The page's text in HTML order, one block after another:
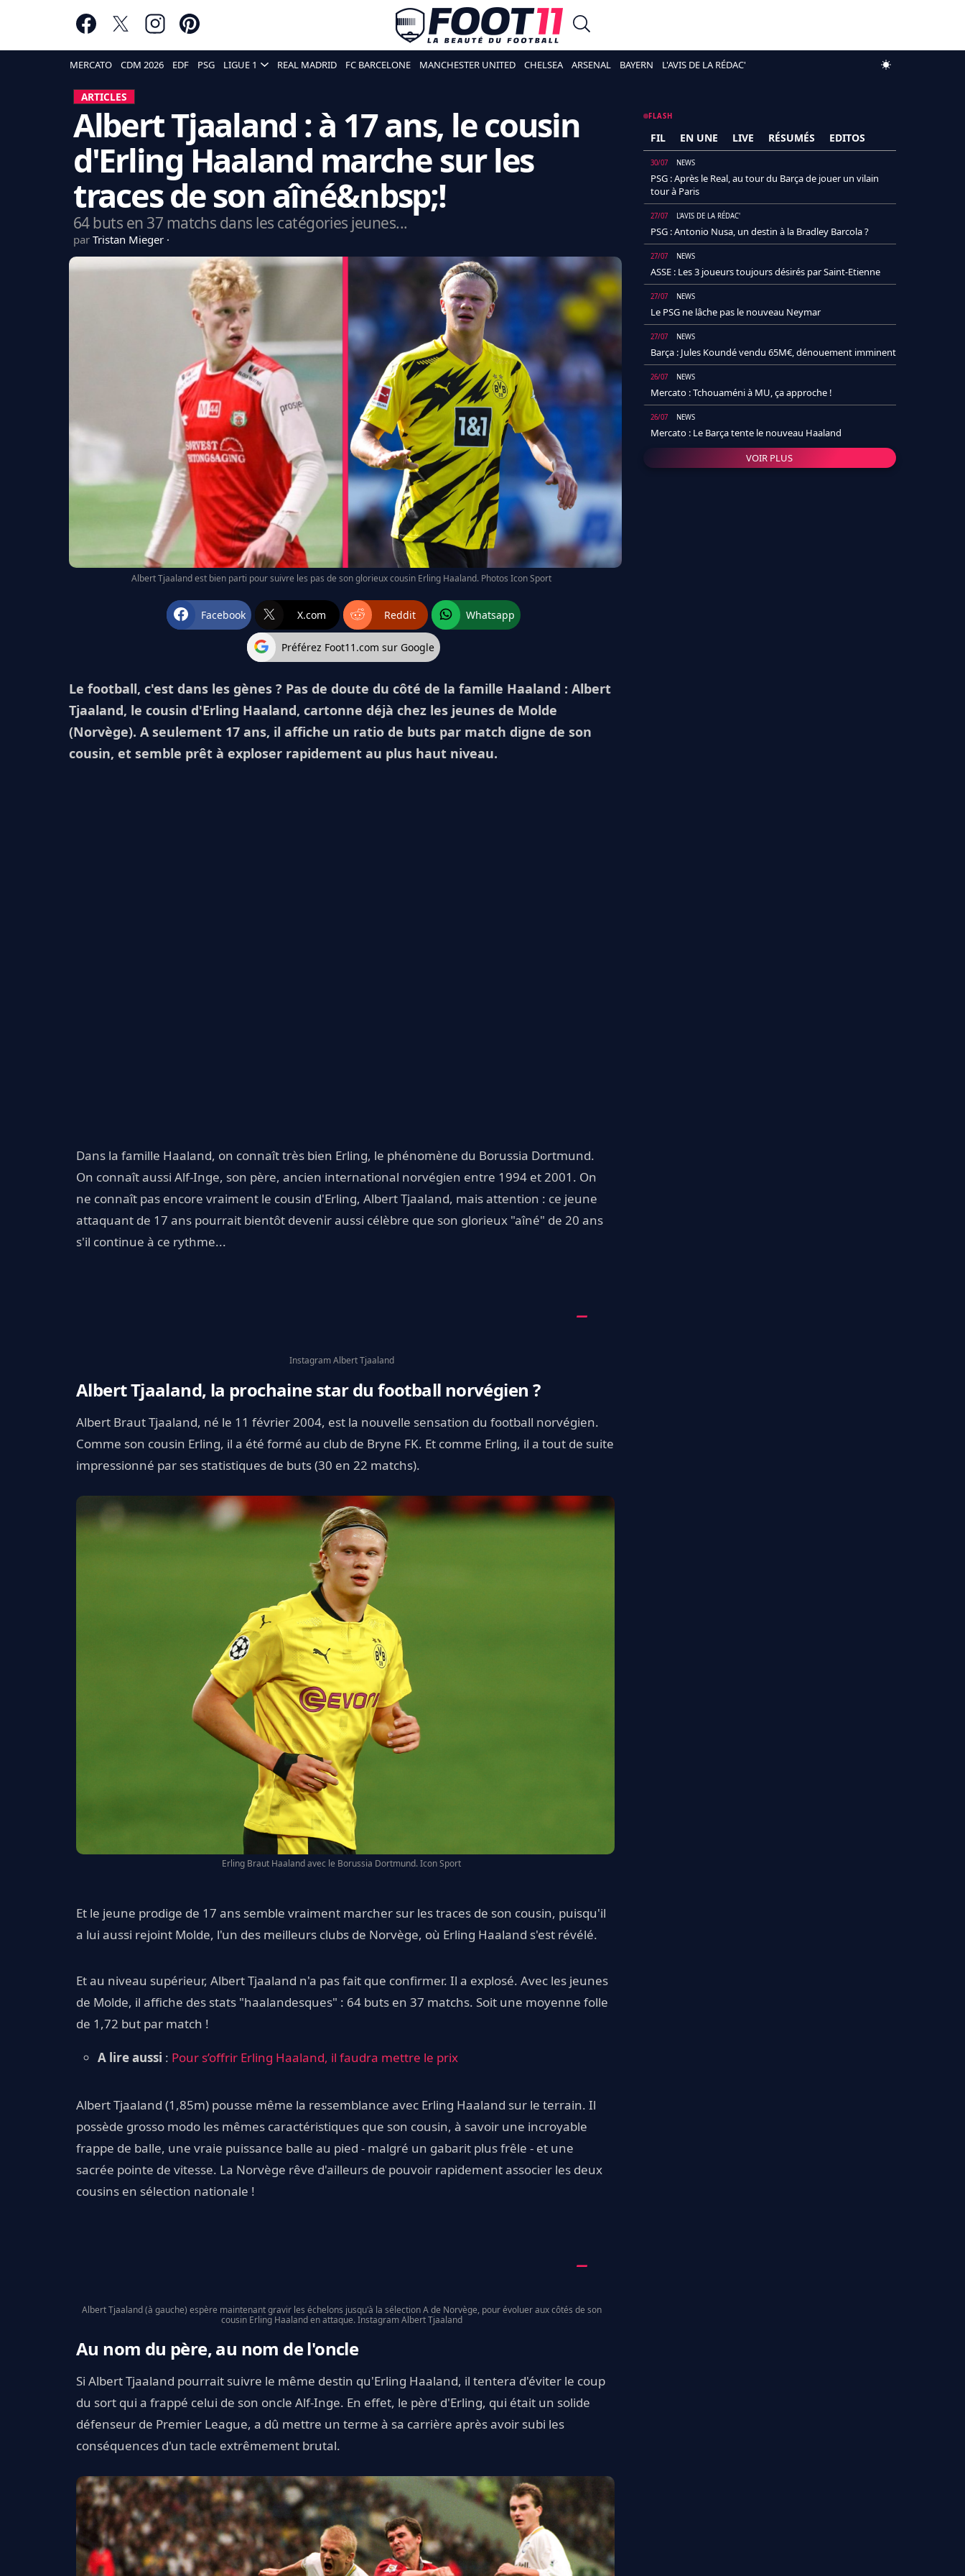
MERCATO CDM 2026 EDF PSG LIGUE 1 REAL MADRID FC BARCELONE MANCHESTER UNITED CHELSEA ARSENAL BAYERN L'AVIS DE LA RÉDAC'
ARTICLES
Albert Tjaaland : à 17 ans, le cousin
d'Erling Haaland marche sur les
traces de son aîné&nbsp;!
64 buts en 37 matchs dans les catégories jeunes...
par Tristan Mieger
Albert Tjaaland est bien parti pour suivre les pas de son glorieux cousin Erling Haaland. Photos Icon Sport
Facebook X.com Reddit Whatsapp
Préférez Foot11.com sur Google
Le football, c'est dans les gènes ? Pas de doute du côté de la famille Haaland : Albert
Tjaaland, le cousin d'Erling Haaland, cartonne déjà chez les jeunes de Molde
(Norvège). A seulement 17 ans, il affiche un ratio de buts par match digne de son
cousin, et semble prêt à exploser rapidement au plus haut niveau.
Dans la famille Haaland, on connaît très bien Erling, le phénomène du Borussia Dortmund.
On connaît aussi Alf-Inge, son père, ancien international norvégien entre 1994 et 2001. On
ne connaît pas encore vraiment le cousin d'Erling, Albert Tjaaland, mais attention : ce jeune
attaquant de 17 ans pourrait bientôt devenir aussi célèbre que son glorieux "aîné" de 20 ans
s'il continue à ce rythme...
Instagram Albert Tjaaland
Albert Tjaaland, la prochaine star du football norvégien ?
Albert Braut Tjaaland, né le 11 février 2004, est la nouvelle sensation du football norvégien.
Comme son cousin Erling, il a été formé au club de Bryne FK. Et comme Erling, il a tout de suite
impressionné par ses statistiques de buts (30 en 22 matchs).
Erling Braut Haaland avec le Borussia Dortmund. Icon Sport
Et le jeune prodige de 17 ans semble vraiment marcher sur les traces de son cousin, puisqu'il
a lui aussi rejoint Molde, l'un des meilleurs clubs de Norvège, où Erling Haaland s'est révélé.
Et au niveau supérieur, Albert Tjaaland n'a pas fait que confirmer. Il a explosé. Avec les jeunes
de Molde, il affiche des stats "haalandesques" : 64 buts en 37 matchs. Soit une moyenne folle
de 1,72 but par match !
A lire aussi : Pour s’offrir Erling Haaland, il faudra mettre le prix
Albert Tjaaland (1,85m) pousse même la ressemblance avec Erling Haaland sur le terrain. Il
possède grosso modo les mêmes caractéristiques que son cousin, à savoir une incroyable
frappe de balle, une vraie puissance balle au pied - malgré un gabarit plus frêle - et une
sacrée pointe de vitesse. La Norvège rêve d'ailleurs de pouvoir rapidement associer les deux
cousins en sélection nationale !
Albert Tjaaland (à gauche) espère maintenant gravir les échelons jusqu'à la sélection A de Norvège, pour évoluer aux côtés de son
cousin Erling Haaland en attaque. Instagram Albert Tjaaland
Au nom du père, au nom de l'oncle
Si Albert Tjaaland pourrait suivre le même destin qu'Erling Haaland, il tentera d'éviter le coup
du sort qui a frappé celui de son oncle Alf-Inge. En effet, le père d'Erling, qui était un solide
défenseur de Premier League, a dû mettre un terme à sa carrière après avoir subi les
conséquences d'un tacle extrêmement brutal.
FLASH
FIL EN UNE LIVE RÉSUMÉS EDITOS
30/07 NEWS
PSG : Après le Real, au tour du Barça de jouer un vilain
tour à Paris
27/07 L'AVIS DE LA RÉDAC'
PSG : Antonio Nusa, un destin à la Bradley Barcola ?
27/07 NEWS
ASSE : Les 3 joueurs toujours désirés par Saint-Etienne
27/07 NEWS
Le PSG ne lâche pas le nouveau Neymar
27/07 NEWS
Barça : Jules Koundé vendu 65M€, dénouement imminent
26/07 NEWS
Mercato : Tchouaméni à MU, ça approche !
26/07 NEWS
Mercato : Le Barça tente le nouveau Haaland
VOIR PLUS